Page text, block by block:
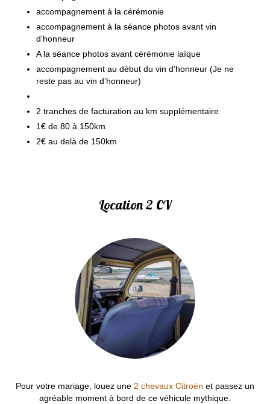
accompagnement à la cérémonie
accompagnement à la séance photos avant vin
d’honneur
A la séance photos avant cérémonie laïque
accompagnement au début du vin d’honneur (Je ne
reste pas au vin d’honneur)
2 tranches de facturation au km supplémentaire
1€ de 80 à 150km
2€ au delà de 150km
Location 2 CV
Pour votre mariage, louez une 2 chevaux Citroën et passez un
agréable moment à bord de ce véhicule mythique.